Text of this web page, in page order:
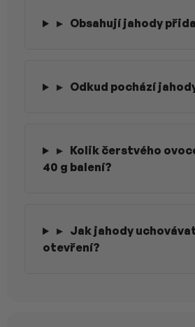
▸ Obsahují jahody
▸ Odkud pochází
▸
Kolik čerstvého
40 g balení?
▸
Jak jahody
otevření?